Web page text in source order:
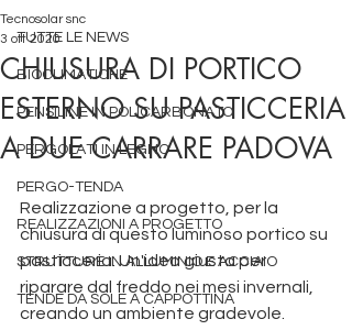
TUTTE LE NEWS
BIOCLIMATICHE
PENSILINE IN POLICARBONATO
PERGOLATI IN LEGNO
PERGO-TENDA
REALIZZAZIONI A PROGETTO
STRUTTURE IN ALLUMINIO E ACCIAIO
TENDE DA SOLE A CAPPOTTINA
CHIUSURA DI PORTICO
ESTERNO SU PASTICCERIA
A DUE CARRARE PADOVA
Tecnosolar snc
3 ott 2020
Realizzazione a progetto, per la
chiusura di questo luminoso portico su
pasticceria. Un'idea giusta per
riparare dal freddo nei mesi invernali,
creando un ambiente gradevole.